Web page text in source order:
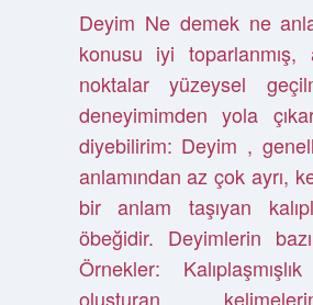
Deyim Ne demek ne
konusu iyi toparlanmış,
noktalar yüzeysel
deneyimimden yola
diyebilirim: Deyim ,
anlamından az çok ayrı,
bir anlam taşıyan
öbeğidir. Deyimlerin
Örnekler:
oluşturan